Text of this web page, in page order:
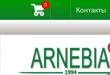
Контакты
0